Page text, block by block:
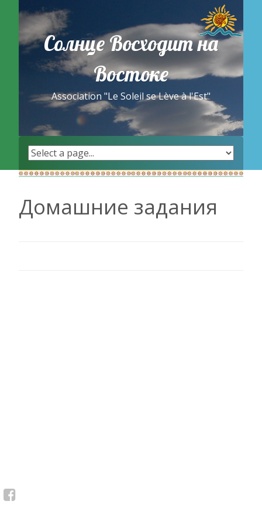
content
Солнце Восходит на
Востоке
Association "Le Soleil se Lève à l'Est"
Домашние задания